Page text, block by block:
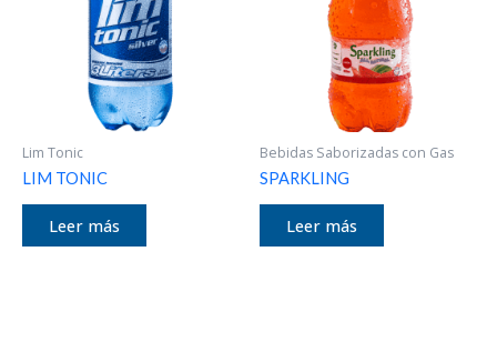
Lim Tonic
LIM TONIC
Leer más
Bebidas Saborizadas con Gas
SPARKLING
Leer más